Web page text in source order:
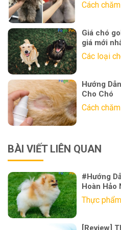
Cách
Giá chó
giá mới
Các loại
Hướng
Cho Chó
Cách
BÀI VIẾT LIÊN QUAN
#Hướng
Hoàn Hảo
Thực
[Review]